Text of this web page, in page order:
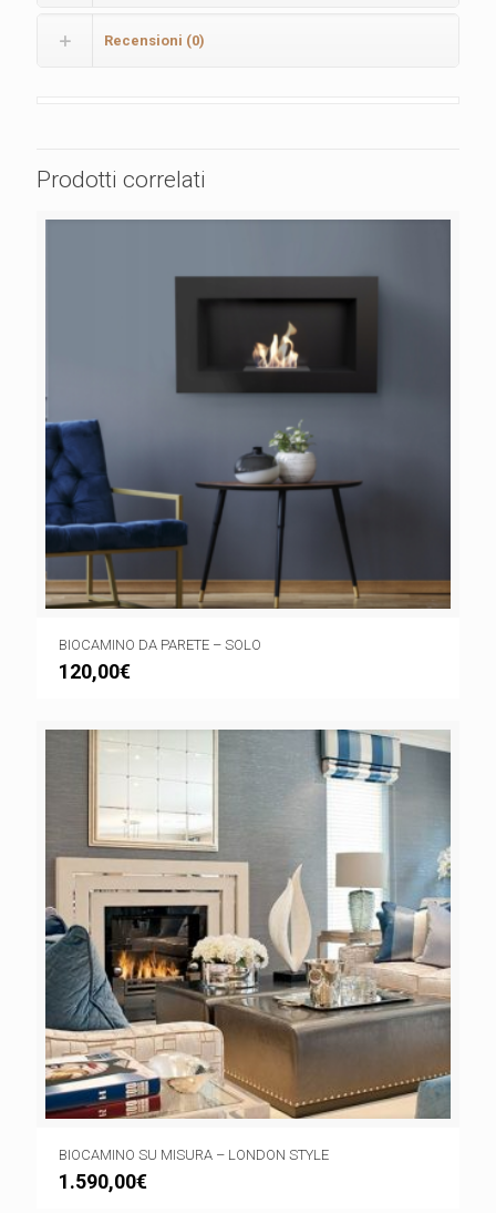
Recensioni (0)
Prodotti correlati
BIOCAMINO DA PARETE – SOLO
120,00€
BIOCAMINO SU MISURA – LONDON STYLE
1.590,00€